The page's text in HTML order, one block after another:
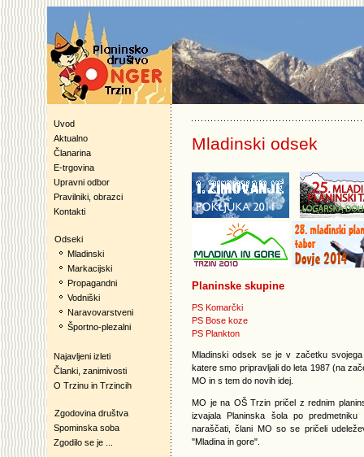
Uvod
Aktualno
Članarina
E-trgovina
Upravni odbor
Pravilniki, obrazci
Kontakti
Odseki
Mladinski
Markacijski
Propagandni
Vodniški
Naravovarstveni
Športno-plezalni
Najavljeni izleti
Članki, zanimivosti
O Trzinu in Trzincih
Zgodovina društva
Spominska soba
Zgodilo se je ...
Mladinski odsek
Planinske skupine
PS Komarčki
PS Bose koze
PS Plankton
Mladinski odsek se je v začetku
katere smo pripravljali do leta 1987 (na
MO in s tem do novih idej.
MO je na OŠ Trzin pričel z rednim
izvajala Planinska šola po
naraščati, člani MO so se pričeli
"Mladina in gore".